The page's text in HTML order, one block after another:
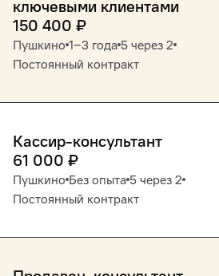
ключевыми клиентами
150 400 ₽
Пушкино 1‒3 года 5 через 2
Постоянный контракт
Кассир-консультант
61 000 ₽
Пушкино Без опыта 5 через 2
Постоянный контракт